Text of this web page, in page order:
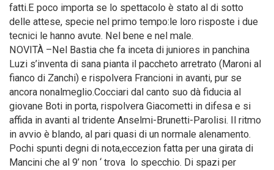
fatti.E poco importa se lo spettacolo è stato al di sotto
delle attese, specie nel primo tempo:le loro risposte i due
tecnici le hanno avute. Nel bene e nel male.
NOVITÀ –Nel Bastia che fa inceta di juniores in panchina
Luzi s’inventa di sana pianta il paccheto arretrato (Maroni al
fianco di Zanchi) e rispolvera Francioni in avanti, pur se
ancora nonalmeglio.Cocciari dal canto suo dà fiducia al
giovane Boti in porta, rispolvera Giacometti in difesa e si
affida in avanti al tridente Anselmi-Brunetti-Parolisi. Il ritmo
in avvio è blando, al pari quasi di un normale alenamento.
Pochi spunti degni di nota,eccezion fatta per una girata di
Mancini che al 9’ non ‘ trova lo specchio. Di spazi per